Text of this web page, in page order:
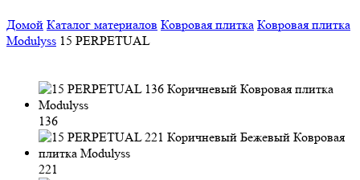
Домой Каталог материалов Ковровая плитка Ковровая плитка
Modulyss 15 PERPETUAL
136
221